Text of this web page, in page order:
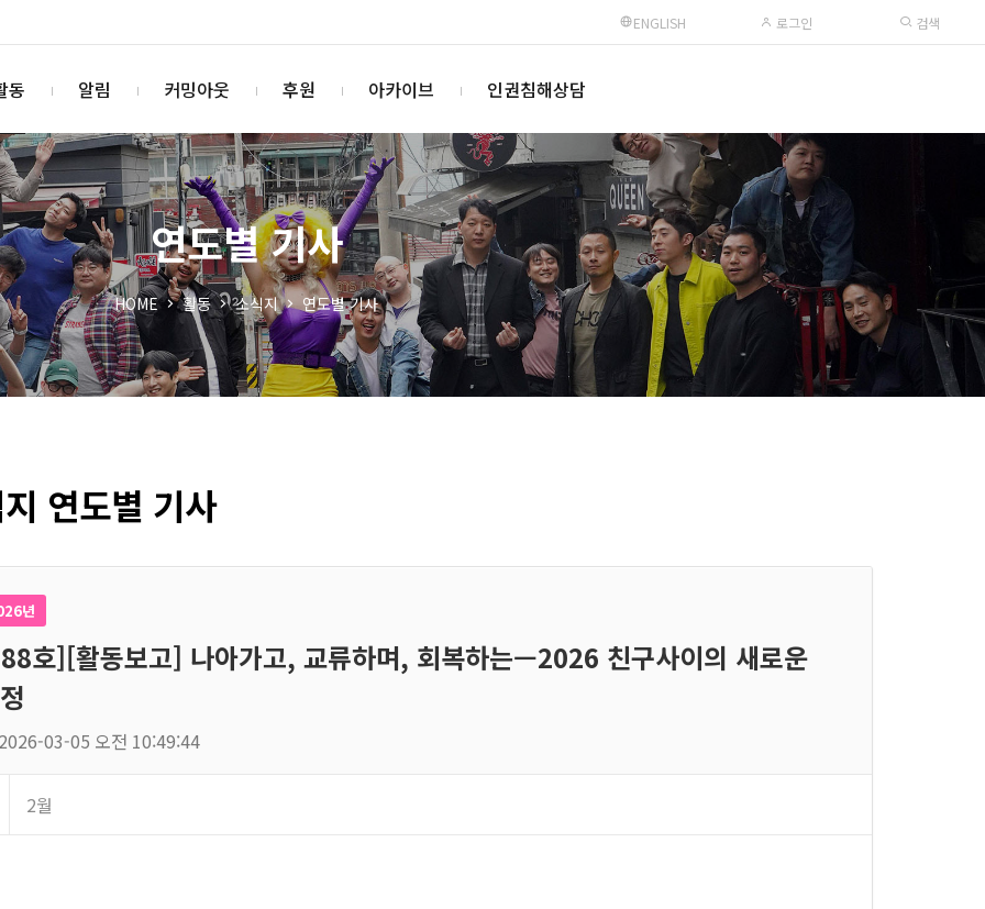
ENGLISH 로그인 검색
동 알림 커밍아웃 후원 아카이브 인권침해상담
연도별 기사
HOME 활동 소식지 연도별 기사
연도별 기사
년
호][활동보고] 나아가고, 교류하며, 회복하는—2026 친구사이의 새로운
03-05 오전 10:49:44
2월